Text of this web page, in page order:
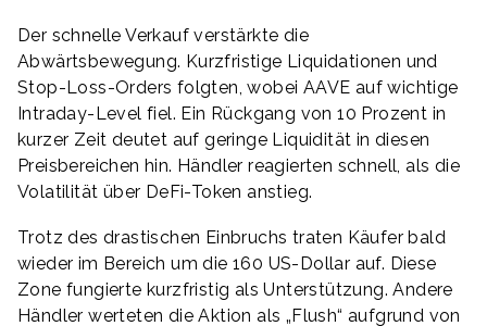
Der schnelle Verkauf verstärkte die
Abwärtsbewegung. Kurzfristige Liquidationen und
Stop-Loss-Orders folgten, wobei AAVE auf wichtige
Intraday-Level fiel. Ein Rückgang von 10 Prozent in
kurzer Zeit deutet auf geringe Liquidität in diesen
Preisbereichen hin. Händler reagierten schnell, als die
Volatilität über DeFi-Token anstieg.
Trotz des drastischen Einbruchs traten Käufer bald
wieder im Bereich um die 160 US-Dollar auf. Diese
Zone fungierte kurzfristig als Unterstützung. Andere
Händler werteten die Aktion als „Flush“ aufgrund von